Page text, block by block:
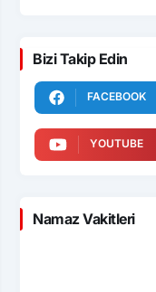
Bizi Takip Edin
FACEBOOK
YOUTUBE
Namaz Vakitleri